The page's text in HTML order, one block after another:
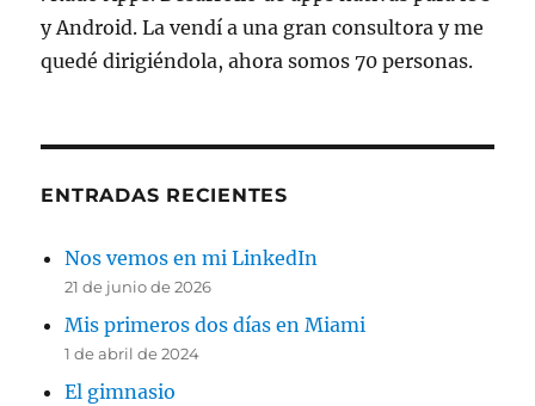
y Android. La vendí a una gran consultora y me
quedé dirigiéndola, ahora somos 70 personas.
ENTRADAS RECIENTES
Nos vemos en mi LinkedIn
21 de junio de 2026
Mis primeros dos días en Miami
1 de abril de 2024
El gimnasio